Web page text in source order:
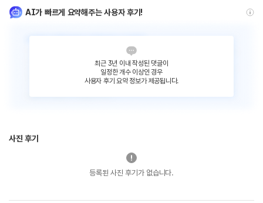
AI가 빠르게 요약해주는 사용자 후기!
최근 3년 이내 작성된 댓글이
일정한 개수 이상인 경우
사용자 후기 요약 정보가 제공됩니다.
사진 후기
등록된 사진 후기가 없습니다.